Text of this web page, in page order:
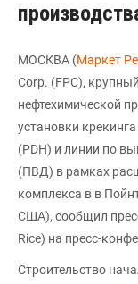
МОСКВА (Маркет
Corp. (FPC),
нефтехимической
установки
(PDH) и линии по
(ПВД) в рамках
комплекса в в
США), сообщил
Rice) на пресс-
Строительство